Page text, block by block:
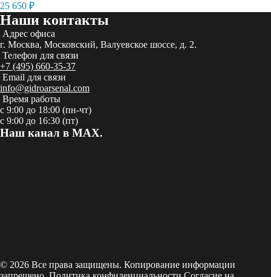
25 650 ₽
Наши контакты
Адрес офиса
г. Москва, Московский, Валуевское шоссе, д. 2.
Телефон для связи
+7 (495) 660-35-37
Email для связи
info@gidroarsenal.com
Время работы
с 9:00 до 18:00 (пн-чт)
с 9:00 до 16:30 (пт)
Наш канал в MAX.
© 2026 Все права защищены. Копирование информации